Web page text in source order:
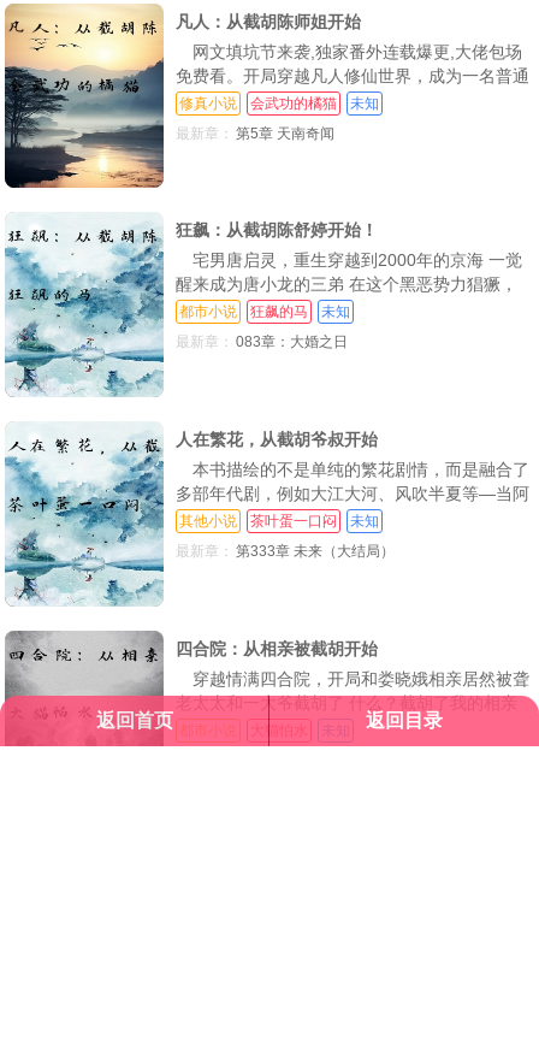
凡人：从截胡陈师姐开始
网文填坑节来袭,独家番外连载爆更,大佬包场
免费看。开局穿越凡人修仙世界，成为一名普通
的散修恰好截胡陈巧情“氪命修仙”这算什么，从
此叶青舟表示：韩老魔，你大道独行去吧，后方
修真小说 会武功的橘猫
未知
最新章： 第5章 天南奇闻
狂飙：从截胡陈舒婷开始！
宅男唐启灵，重生穿越到2000年的京海 一觉
醒来成为唐小龙的三弟 在这个黑恶势力猖獗，
上有‘大人物’只手遮天，下有地痞流氓割人性命
如草芥的年代 作为京都大学高材生的唐启灵，
都市小说 狂飙的马
未知
最新章： 083章：大婚之日
人在繁花，从截胡爷叔开始
本书描绘的不是单纯的繁花剧情，而是融合了
多部年代剧，例如大江大河、风吹半夏等—当阿
宝没了爷叔的帮助和扶持，他还能成为那个黄河
路响当当的宝总么 且看魂穿而来的海宁皮革城
最终一家
其他小说 茶叶蛋一口闷
未知
最新章： 第333章 未来（大结局）
四合院：从相亲被截胡开始
穿越情满四合院，开局和娄晓娥相亲居然被聋
老太太和一大爷截胡了 什么？截胡了我的相亲
对象还要开全院大会批判？那么我就只能和他们
斗一斗了。
都市小说 大猫怕水
未知
返回首页 返回目录